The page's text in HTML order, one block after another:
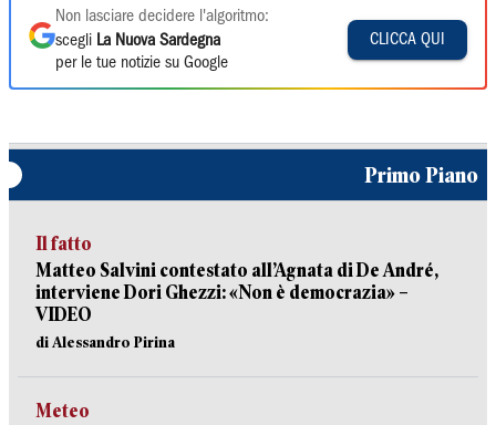
Non lasciare decidere l'algoritmo:
scegli La Nuova Sardegna
per le tue notizie su Google
CLICCA QUI
Primo Piano
Il fatto
Matteo Salvini contestato all’Agnata di De André,
interviene Dori Ghezzi: «Non è democrazia» –
VIDEO
di Alessandro Pirina
Meteo